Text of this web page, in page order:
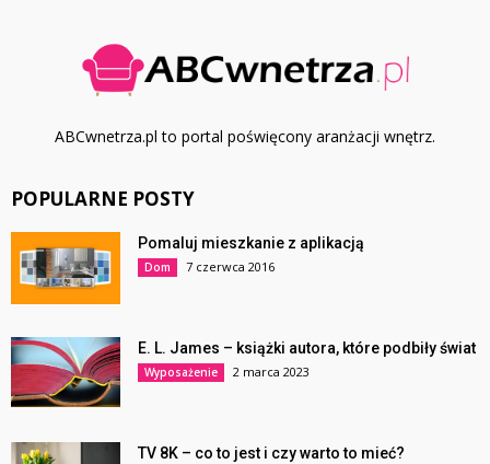
ABCwnetrza.pl to portal poświęcony aranżacji wnętrz.
POPULARNE POSTY
Pomaluj mieszkanie z aplikacją
Dom 7 czerwca 2016
E. L. James – książki autora, które podbiły świat
Wyposażenie 2 marca 2023
TV 8K – co to jest i czy warto to mieć?